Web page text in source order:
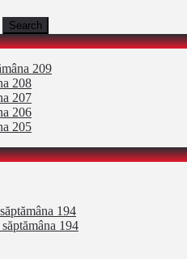
209
208
207
206
205
194
194